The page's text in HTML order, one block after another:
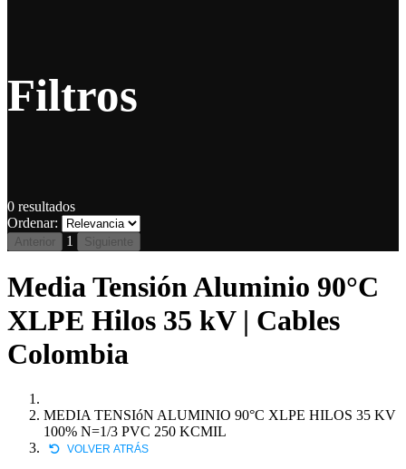
Filtros
0 resultados
Ordenar:
Anterior 1 Siguiente
Media Tensión Aluminio 90°C
XLPE Hilos 35 kV | Cables
Colombia
MEDIA TENSIóN ALUMINIO 90°C XLPE HILOS 35 KV
100% N=1/3 PVC 250 KCMIL
VOLVER ATRÁS